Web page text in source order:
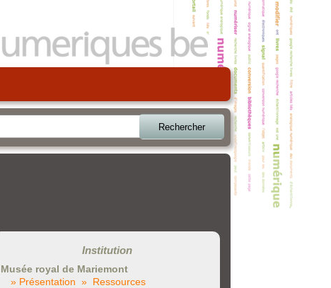
Rechercher
Institution
Musée royal de Mariemont
» Présentation » Ressources